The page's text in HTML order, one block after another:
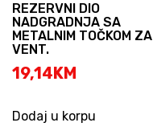
REZERVNI DIO
NADGRADNJA SA
METALNIM TOČKOM ZA
VENT.
19,14KM
Dodaj u korpu